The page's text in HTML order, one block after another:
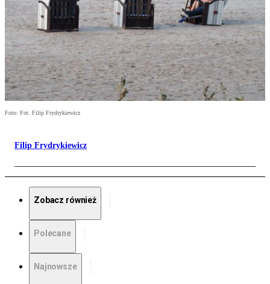
Foto: Fot. Filip Frydrykiewicz
Filip Frydrykiewicz
Zobacz również
Polecane
Najnowsze